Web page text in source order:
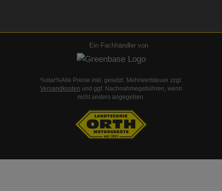
Ein Fachhändler von
%star%Alle Preise inkl. gesetzl. Mehrwertsteuer zzgl.
Versandkosten und ggf. Nachnahmegebühren, wenn
nicht anders angegeben.